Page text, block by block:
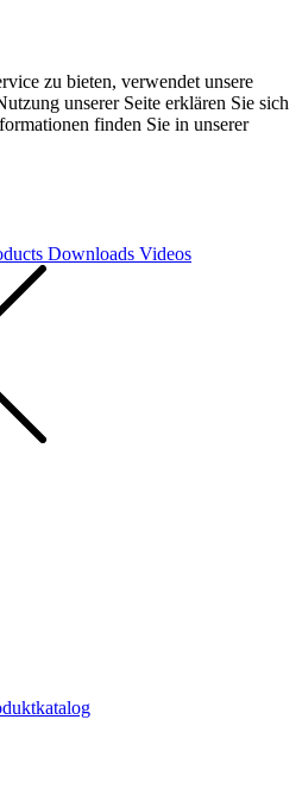
zu bieten, verwendet unsere
unserer Seite erklären Sie sich
finden Sie in unserer
Downloads Videos